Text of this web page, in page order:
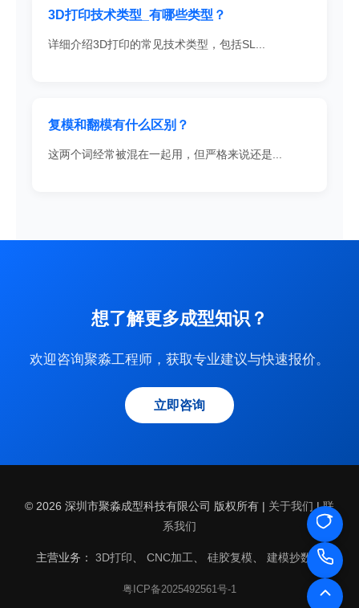
3D打印技术类型_有哪些类型？
详细介绍3D打印的常见技术类型，包括SL...
复模和翻模有什么区别？
这两个词经常被混在一起用，但严格来说还是...
想了解更多成型知识？
欢迎咨询聚淼工程师，获取专业建议与快速报价。
立即咨询
© 2026 深圳市聚淼成型科技有限公司 版权所有 | 关于我们|联
系我们
主营业务： 3D打印 CNC加工 硅胶复模 建模抄数 、
粤ICP备2025492561号-1